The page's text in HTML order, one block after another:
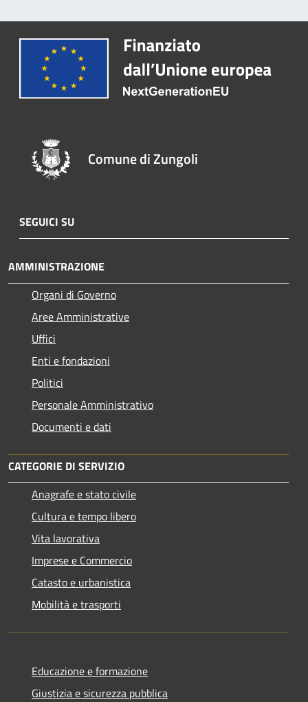
Comune di Zungoli
SEGUICI SU
AMMINISTRAZIONE
Organi di Governo
Aree Amministrative
Uffici
Enti e fondazioni
Politici
Personale Amministrativo
Documenti e dati
CATEGORIE DI SERVIZIO
Anagrafe e stato civile
Cultura e tempo libero
Vita lavorativa
Imprese e Commercio
Catasto e urbanistica
Mobilità e trasporti
Educazione e formazione
Giustizia e sicurezza pubblica